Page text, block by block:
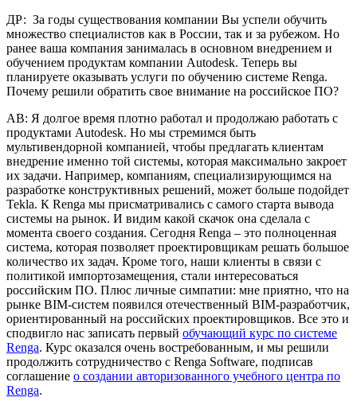
ДР: За годы существования компании Вы успели обучить
множество специалистов как в России, так и за рубежом. Но
ранее ваша компания занималась в основном внедрением и
обучением продуктам компании Autodesk. Теперь вы
планируете оказывать услуги по обучению системе Renga.
Почему решили обратить свое внимание на российское ПО?
АВ: Я долгое время плотно работал и продолжаю работать с
продуктами Autodesk. Но мы стремимся быть
мультивендорной компанией, чтобы предлагать клиентам
внедрение именно той системы, которая максимально закроет
их задачи. Например, компаниям, специализирующимся на
разработке конструктивных решений, может больше подойдет
Tekla. К Renga мы присматривались с самого старта вывода
системы на рынок. И видим какой скачок она сделала с
момента своего создания. Сегодня Renga – это полноценная
система, которая позволяет проектировщикам решать большое
количество их задач. Кроме того, наши клиенты в связи с
политикой импортозамещения, стали интересоваться
российским ПО. Плюс личные симпатии: мне приятно, что на
рынке BIM-систем появился отечественный BIM-разработчик,
ориентированный на российских проектировщиков. Все это и
сподвигло нас записать первый обучающий курс по системе
Renga. Курс оказался очень востребованным, и мы решили
продолжить сотрудничество с Renga Software, подписав
соглашение о создании авторизованного учебного центра по
Renga.